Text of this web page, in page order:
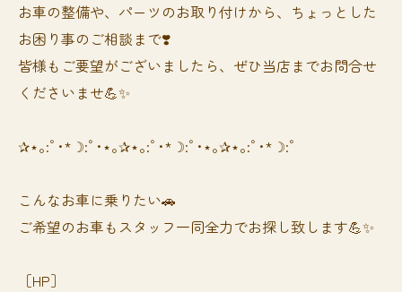
お車の整備や、パーツのお取り付けから、ちょっとした
お困り事のご相談まで❣️
皆様もご要望がございましたら、ぜひ当店までお問合せ
くださいませ💪✨
✰⋆｡:ﾟ･*☽:ﾟ･⋆｡✰⋆｡:ﾟ･*☽:ﾟ･⋆｡✰⋆｡:ﾟ･*☽:ﾟ
⁡⁡⁡こんなお車に乗りたい🚗
ご希望のお車もスタッフ一同全力でお探し致します💪✨
［HP］